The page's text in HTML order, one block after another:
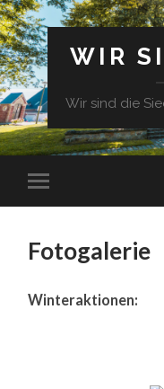
WIR
Wir sind die
Fotogalerie
Winteraktionen: